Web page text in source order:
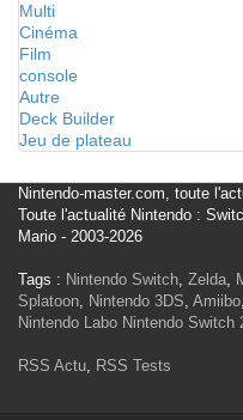
Multi
Cinéma
Film
console
Autre
Deck Builder
Jeu de plateau
Nintendo-master.com, toute
Toute l'actualité Nintendo :
Mario - 2003-2026
Tags : Nintendo Switch, Zelda,
Splatoon, Nintendo 3DS, Amiibo,
Nintendo Labo Nintendo Switch
RSS Actu, RSS Tests